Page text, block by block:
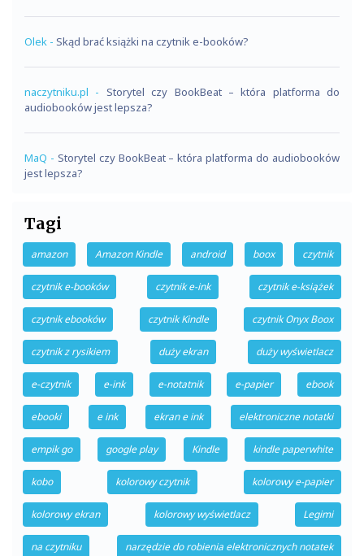
Olek - Skąd brać książki na czytnik e-booków?
naczytniku.pl - Storytel czy BookBeat – która platforma do
audiobooków jest lepsza?
MaQ - Storytel czy BookBeat – która platforma do audiobooków
jest lepsza?
Tagi
amazon Amazon Kindle android boox czytnik
czytnik e-booków czytnik e-ink czytnik e-książek
czytnik ebooków czytnik Kindle czytnik Onyx Boox
czytnik z rysikiem duży ekran duży wyświetlacz
e-czytnik e-ink e-notatnik e-papier ebook
ebooki e ink ekran e ink elektroniczne notatki
empik go google play Kindle kindle paperwhite
kobo kolorowy czytnik kolorowy e-papier
kolorowy ekran kolorowy wyświetlacz Legimi
na czytniku narzędzie do robienia elektronicznych notatek